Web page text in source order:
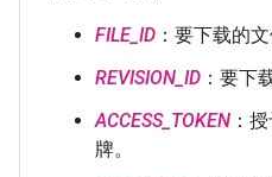
FILE_ID ：要下载的文
REVISION_ID ：要下
ACCESS_TOKEN ：
牌。